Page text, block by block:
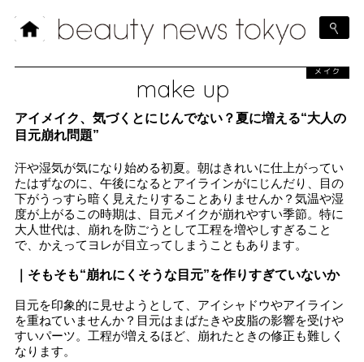
make up
メイク
アイメイク、気づくとにじんでない？夏に増える“大人の
目元崩れ問題”
汗や湿気が気になり始める初夏。朝はきれいに仕上がってい
たはずなのに、午後になるとアイラインがにじんだり、目の
下がうっすら暗く見えたりすることありませんか？気温や湿
度が上がるこの時期は、目元メイクが崩れやすい季節。特に
大人世代は、崩れを防ごうとして工程を増やしすぎること
で、かえってヨレが目立ってしまうこともあります。
｜そもそも“崩れにくそうな目元”を作りすぎていないか
目元を印象的に見せようとして、アイシャドウやアイライン
を重ねていませんか？目元はまばたきや皮脂の影響を受けや
すいパーツ。工程が増えるほど、崩れたときの修正も難しく
なります。